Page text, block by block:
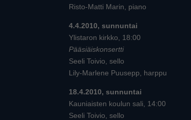
Risto-Matti Marin, piano
4.4.2010, sunnuntai
Ylistaron kirkko, 18:00
Pääsiäiskonsertti
Seeli Toivio, sello
Lily-Marlene Puusepp, harppu
18.4.2010, sunnuntai
Kauniaisten koulun sali, 14:00
Seeli Toivio, sello